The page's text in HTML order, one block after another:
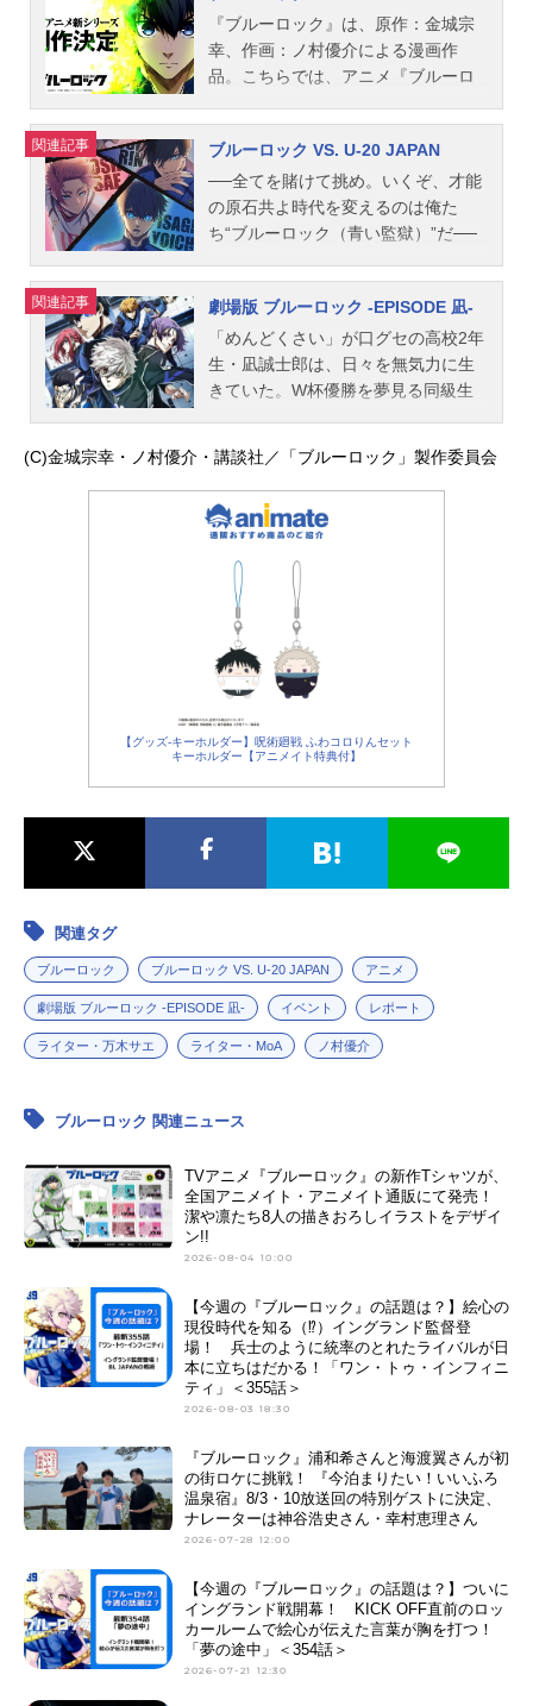
『ブルーロック』は、原作：金城宗
幸、作画：ノ村優介による漫画作
品。こちらでは、アニメ『ブルーロ
ッフ、オススメ記事をご紹介！
関連記事
ブルーロック VS. U-20 JAPAN
──全てを賭けて挑め。いくぞ、才能
の原石共よ時代を変えるのは俺た
ち“ブルーロック（青い監獄）”だ──
ライカーを育てるため、日本フット
ボール連合は“ブルーロック（青い監
獄）”プロジェクトを立ち上げる。プ
ロジェクトに招待されたのは300人の
高校生。しかも全員FW（フォワー
状態の中、選ばれし才能の原石たち
は、ストライカーとしてのエゴを
次々と覚醒させていく。時に他人を
過酷なセレクションを生き残ったの
は35人。エゴが渦巻く熱狂のサバイ
バルを乗り越えた彼らは、“ブルーロ
ック（青い監獄）”プロジェクトの存
続を賭けて、U-20日本代表との史上
最もイカれた大一番(ビッグマッチ)へ
と挑む！今、己のエゴを世界に刻む
ため、自らの手で運命を変えるた
め、史上最もアツい戦い（試合）が
JAPAN放送形態TVアニメシリーズブ
ルーロックスケジュール2024年10月
5日（土）～2024年12月28日（土）
一：浦和希糸師凛：内山昂輝凪誠士
郎：島﨑信長雪宮剣優：江口拓也
乙...
関連記事
劇場版 ブルーロック -EPISODE 凪-
「めんどくさい」が口グセの高校2年
生・凪誠士郎は、日々を無気力に生
きていた。W杯優勝を夢見る同級生
サッカーを始めた凪は、圧倒的なサ
ッカーセンスを発揮。ある日、“ブル
ーロック（青い監獄）”プロジェクト
いたのは、潔世一、蜂楽廻、糸師凛
ら、全国から集められた選りすぐり
のストライカーたちとの出会いだっ
た。玲王とはじめた世界一（ゆめ）
への挑戦が、凪（天才）をまだ見ぬ
世界へと連れて行く・・・。＜天才
＞は見つける者がいて初めてその輪
郭を成す──。今、天才ストライカ
ー・凪誠士郎のエゴが世界をアツく
EPISODE凪-放送形態劇場版アニメシ
リーズブルーロックスケジュール202
4年4月19日（金）キャスト凪誠士
楽廻：海渡翼國神錬介：小野友樹千
切豹馬：斉藤壮馬馬狼照英：諏訪部
順一糸師凛：内山昂輝絵心甚八：神
谷浩史舐岡了：木村昴ばぁや：小山
城宗幸漫画：三宮宏太キャラクター
(C)金城宗幸・ノ村優介・講談社／「ブルーロック」製作委員会
【グッズ-キーホルダー】呪術廻戦 ふわコロりんセット
キーホルダー【アニメイト特典付】
関連タグ
ブルーロック ブルーロック VS. U-20 JAPAN アニメ
劇場版 ブルーロック -EPISODE 凪- イベント レポート
ライター・万木サエ ライター・MoA ノ村優介
ブルーロック 関連ニュース
TVアニメ『ブルーロック』の新作Tシャツが、
全国アニメイト・アニメイト通販にて発売！
潔や凛たち8人の描きおろしイラストをデザイ
ン!!
2026-08-04 10:00
【今週の『ブルーロック』の話題は？】絵心の
現役時代を知る（⁉）イングランド監督登
場！ 兵士のように統率のとれたライバルが日
本に立ちはだかる！「ワン・トゥ・インフィニ
ティ」＜355話＞
2026-08-03 18:30
『ブルーロック』浦和希さんと海渡翼さんが初
の街ロケに挑戦！ 『今泊まりたい！いいふろ
温泉宿』8/3・10放送回の特別ゲストに決定、
ナレーターは神谷浩史さん・幸村恵理さん
2026-07-28 12:00
【今週の『ブルーロック』の話題は？】ついに
イングランド戦開幕！ KICK OFF直前のロッ
カールームで絵心が伝えた言葉が胸を打つ！
「夢の途中」＜354話＞
2026-07-21 12:30